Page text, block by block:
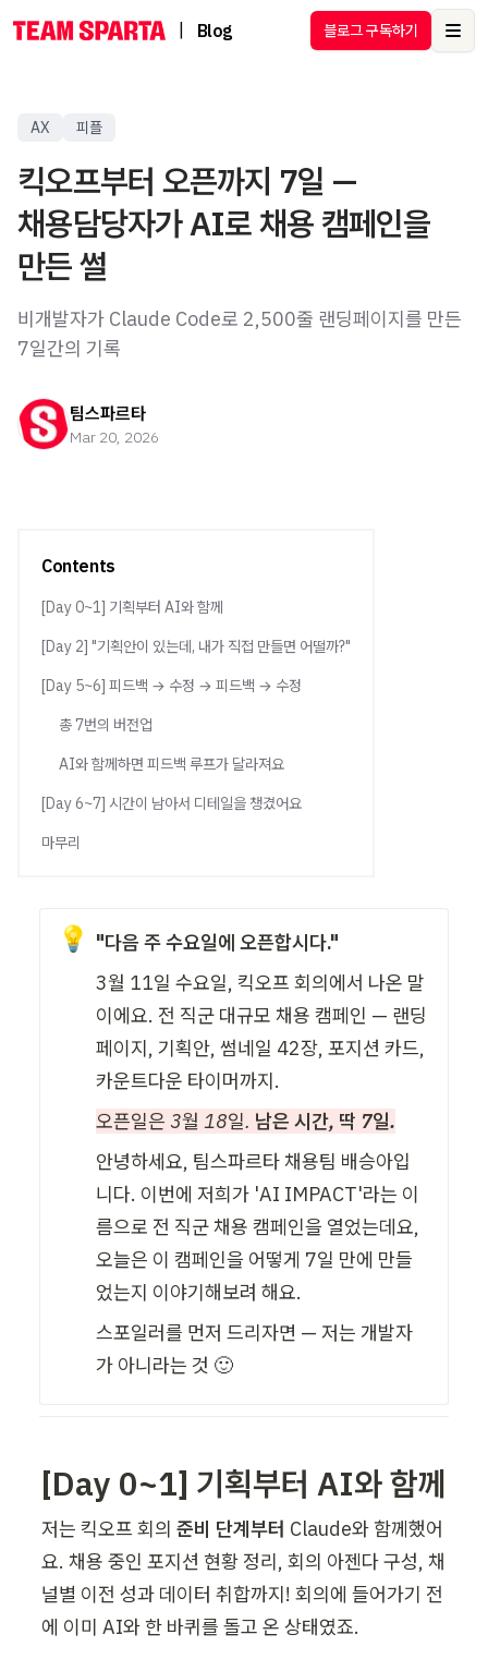
Blog 블로그 구독하기
AX 피플
킥오프부터 오픈까지 7일 —
채용담당자가 AI로 채용 캠페인을
만든 썰
비개발자가 Claude Code로 2,500줄 랜딩페이지를 만든
7일간의 기록
팀스파르타
Mar 20, 2026
Contents
[Day 0~1] 기획부터 AI와 함께
[Day 2] "기획안이 있는데, 내가 직접 만들면 어떨까?"
[Day 5~6] 피드백 → 수정 → 피드백 → 수정
총 7번의 버전업
AI와 함께하면 피드백 루프가 달라져요
[Day 6~7] 시간이 남아서 디테일을 챙겼어요
마무리
💡 "다음 주 수요일에 오픈합시다."
3월 11일 수요일, 킥오프 회의에서 나온 말
이에요. 전 직군 대규모 채용 캠페인 — 랜딩
페이지, 기획안, 썸네일 42장, 포지션 카드,
카운트다운 타이머까지.
오픈일은 3월 18일. 남은 시간, 딱 7일.
안녕하세요, 팀스파르타 채용팀 배승아입
니다. 이번에 저희가 'AI IMPACT'라는 이
름으로 전 직군 채용 캠페인을 열었는데요,
오늘은 이 캠페인을 어떻게 7일 만에 만들
었는지 이야기해보려 해요.
스포일러를 먼저 드리자면 — 저는 개발자
가 아니라는 것 🙂
[Day 0~1] 기획부터 AI와 함께
저는 킥오프 회의 준비 단계부터 Claude와 함께했어
요. 채용 중인 포지션 현황 정리, 회의 아젠다 구성, 채
널별 이전 성과 데이터 취합까지! 회의에 들어가기 전
에 이미 AI와 한 바퀴를 돌고 온 상태였죠.